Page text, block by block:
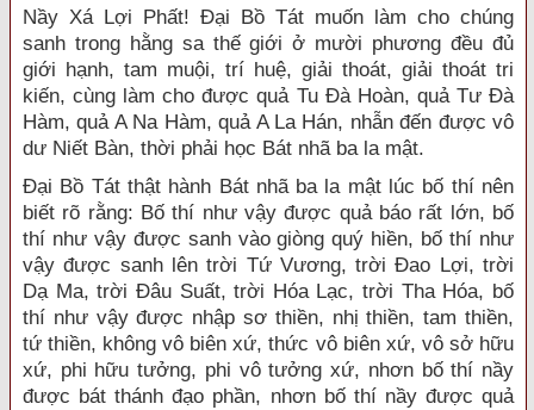
Nầy Xá Lợi Phất! Đại Bồ Tát muốn làm cho chúng
sanh trong hằng sa thế giới ở mười phương đều đủ
giới hạnh, tam muội, trí huệ, giải thoát, giải thoát tri
kiến, cùng làm cho được quả Tu Đà Hoàn, quả Tư Đà
Hàm, quả A Na Hàm, quả A La Hán, nhẫn đến được vô
dư Niết Bàn, thời phải học Bát nhã ba la mật.
Đại Bồ Tát thật hành Bát nhã ba la mật lúc bố thí nên
biết rõ rằng: Bố thí như vậy được quả báo rất lớn, bố
thí như vậy được sanh vào giòng quý hiền, bố thí như
vậy được sanh lên trời Tứ Vương, trời Đao Lợi, trời
Dạ Ma, trời Đâu Suất, trời Hóa Lạc, trời Tha Hóa, bố
thí như vậy được nhập sơ thiền, nhị thiền, tam thiền,
tứ thiền, không vô biên xứ, thức vô biên xứ, vô sở hữu
xứ, phi hữu tưởng, phi vô tưởng xứ, nhơn bố thí nầy
được bát thánh đạo phần, nhơn bố thí nầy được quả